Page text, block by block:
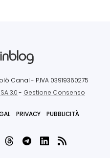
Canal - P.IVA 03919360275
3.0- Gestione Consenso
PRIVACY PUBBLICITÀ